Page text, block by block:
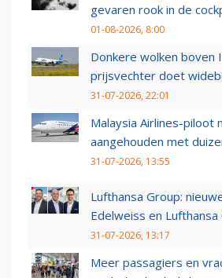
gevaren rook in de
01-08-2026, 8:00
Donkere wolken boven
prijsvechter doet
31-07-2026, 22:01
Malaysia Airlines-piloot
aangehouden met
31-07-2026, 13:55
Lufthansa Group:
Edelweiss en Lufthansa
31-07-2026, 13:17
Meer passagiers en